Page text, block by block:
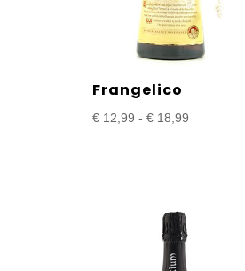
Frangelico
€12,99 - €18,99Prijsklasse: